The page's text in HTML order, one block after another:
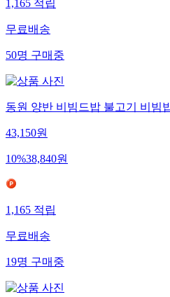
1,165적립
무료배송
50명구매중
동원 양반 비빔드밥 불고기 비빔
43,150원
10%38,840원
1,165적립
무료배송
19명구매중